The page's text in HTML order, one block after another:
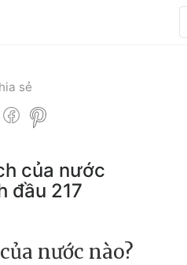
sẻ
của nước
đầu 217
nước nào?